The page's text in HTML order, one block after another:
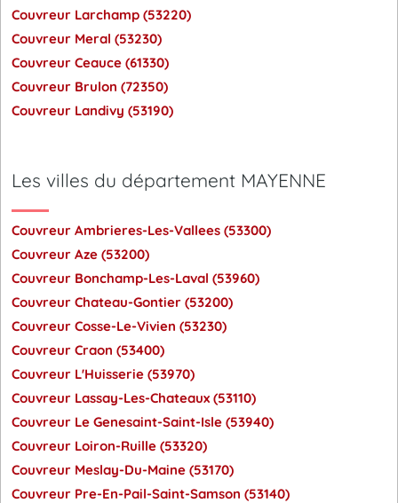
Couvreur Larchamp (53220)
Couvreur Meral (53230)
Couvreur Ceauce (61330)
Couvreur Brulon (72350)
Couvreur Landivy (53190)
Les villes du département MAYENNE
Couvreur Ambrieres-Les-Vallees (53300)
Couvreur Aze (53200)
Couvreur Bonchamp-Les-Laval (53960)
Couvreur Chateau-Gontier (53200)
Couvreur Cosse-Le-Vivien (53230)
Couvreur Craon (53400)
Couvreur L'Huisserie (53970)
Couvreur Lassay-Les-Chateaux (53110)
Couvreur Le Genesaint-Saint-Isle (53940)
Couvreur Loiron-Ruille (53320)
Couvreur Meslay-Du-Maine (53170)
Couvreur Pre-En-Pail-Saint-Samson (53140)